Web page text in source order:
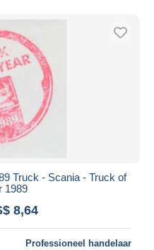
Truck - Scania - Truck of
1989
8,64
Professioneel handelaar